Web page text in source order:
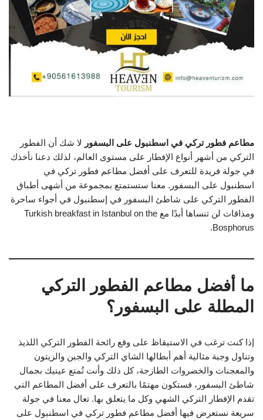
مطاعم فطور تركي في اسطنبول على البسفور لا شك أن الفطور
التركي من أشهر أنواع الإفطار على مستوى العالم، لذلك دعنا نأخذك
في جولة فريدة للتعرف على أفضل مطاعم فطور تركي في
اسطنبول على البسفور. معنا ستستمتع بمجموعة من أشهى أطباق
الفطور التركي على شاطئ البسفور في إسطنبول في أجواء ساحرة
ومذاقات لن تنساها أبدًا مع Turkish breakfast in Istanbul on the
Bosphorus.
ما أفضل مطاعم الفطور التركي
المطلة على البسفور؟
إذا كنت ترغب في الاستيقاظ على وقع رائحة الفطور التركي اللذيذ
وتناول وجبة مثالية أهم أبطالها الشاي التركي والجبن والزيتون
والمعجنات والخضروات الطازجة، كل ذلك وأنت تُمتع عينيك بجمال
شاطئ البسفور، فستكون مهتمًا بالتعرف على أفضل المطاعم التي
تقدم الإفطار التركي الشهي وكل ما يتعلق بها. تعال معنا في جولة
سريعة نستعرض فيها أفضل مطاعم فطور تركي في اسطنبول على